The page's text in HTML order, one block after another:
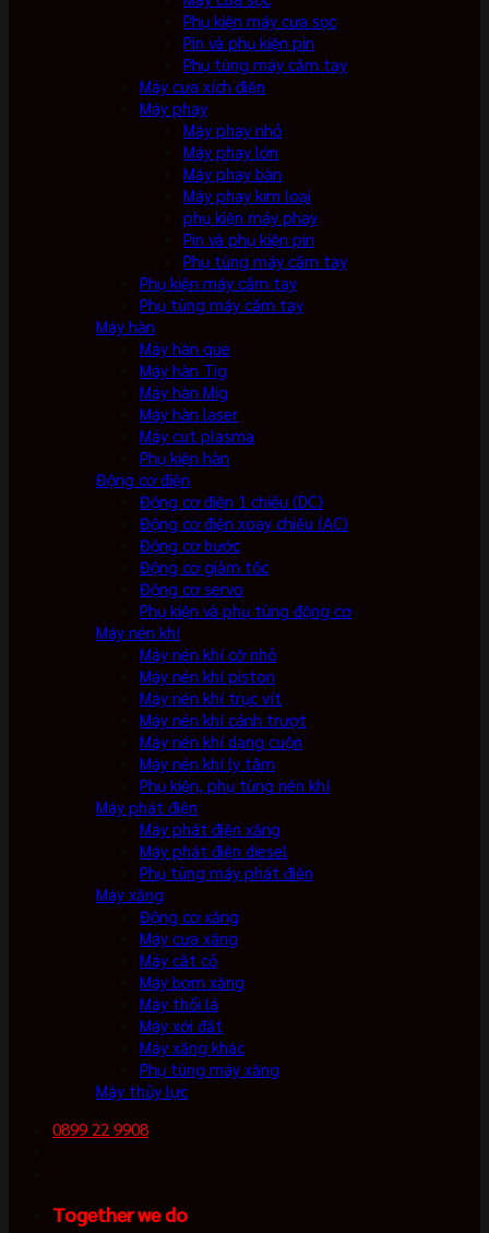
Phụ kiện máy cưa sọc
Pin và phụ kiện pin
Phụ tùng máy cầm tay
Máy cưa xích điện
Máy phay
Máy phay nhỏ
Máy phay lớn
Máy phay bàn
Máy phay kim loại
phụ kiện máy phay
Pin và phụ kiện pin
Phụ tùng máy cầm tay
Phụ kiện máy cầm tay
Phụ tùng máy cầm tay
Máy hàn
Máy hàn que
Máy hàn Tig
Máy hàn Mig
Máy hàn laser
Máy cut plasma
Phụ kiện hàn
Động cơ điện
Động cơ điện 1 chiều (DC)
Động cơ điện xoay chiều (AC)
Động cơ bước
Động cơ giảm tốc
Động cơ servo
Phụ kiện và phụ tùng động cơ
Máy nén khí
Máy nén khí cỡ nhỏ
Máy nén khí piston
Máy nén khí trục vít
Máy nén khí cánh trượt
Máy nén khí dạng cuộn
Máy nén khí ly tâm
Phụ kiện, phụ tùng nén khí
Máy phát điện
Máy phát điện xăng
Máy phát điện diesel
Phụ tùng máy phát điện
Máy xăng
Động cơ xăng
Máy cưa xăng
Máy cắt cỏ
Máy bơm xăng
Máy thổi lá
Máy xới đất
Máy xăng khác
Phụ tùng máy xăng
Máy thủy lực
0899 22 9908
Together we do